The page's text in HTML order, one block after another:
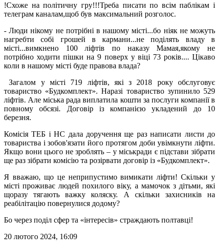
!Схоже на політичну гру!!!Треба писати по всім паблікам і
телеграм каналам,щоб був максимальний розголос.
- Люди нікому не потрібні в нашому місті...бо ніяк не можуть
нагребти собі грошей в кармани...не поділять владу в
місті...вимкнено 100 ліфтів по наказу Мамая,якому не
потрібно ходити пішки на 9 поверх у віці 73 років.... Цікаво
коли в нашому місті буде правова влада?
Загалом у місті 719 ліфтів, які з 2018 року обслуговує
товариство «Будкомплект». Наразі товариство зупинило 529
ліфтів. Але міська рада виплатила кошти за послуги компанії в
повному обсязі. Договір із компанією укладений до 10
березня.
Комісія ТЕБ і НС дала доручення ще раз написати листи до
товариства і зобов'язати його протягом доби увімкнути ліфти.
Якщо вони цього не зроблять – у міськради є підстави зібрати
ще раз зібрати комісію та розірвати договір із «Будкомплект».
Я вважаю, що це неприпустимо вимикати ліфти! Скільки у
місті проживає людей похилого віку, а мамочок з дітьми, які
щоразу тягають важку коляску. А скільки захисників на
реабілітацію повернулися додому?
Бо через поділ сфер та «інтересів» страждають полтавці!
20 лютого 2024, 16:09